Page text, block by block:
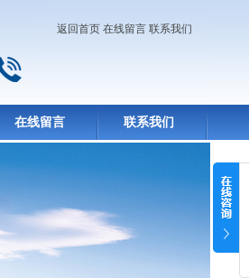
返回首页 在线留言 联系我们
在线留言 联系我们